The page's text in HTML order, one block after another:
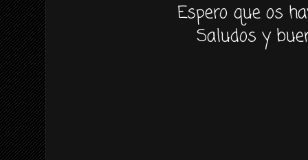
Espero que os
Saludos y